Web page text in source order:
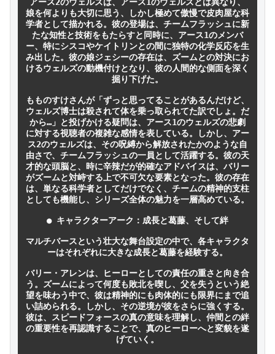
娘を何よりも大切に思う、しかし極めて傲慢で皮肉屋な科
学者として描かれる。彼の登場は、チームフラッシュに新
たな知性と技術をもたらすと同時に、アース1のメンバ
ー、特にシスコやケイトリンとの間に独特の化学反応を生
み出した。彼の娘ジェシーの存在は、ズームとの対決にお
けるウェルズの動機付けとなり、彼の人間的な側面を深く
掘り下げた。
もものすけさんが「ずっと思ってることがあるんだけど、
ウェルズ博士は殺されて体を乗っ取られてた訳でしょ。だ
から…」と投げかける疑問は、アース1のウェルズの悲劇
に対する視聴者の複雑な感情を表している。しかし、アー
ス2のウェルズは、その呪縛から解放されたかのような自
由さで、チームフラッシュの一員として活躍する。彼の天
才的な頭脳と、時に辛辣だが的確なアドバイスは、バリー
がズームと対峙する上で不可欠な要素となった。彼の存在
は、単なる科学者としてだけでなく、チームの精神的支柱
としても機能し、シリーズ全体の魅力を一層高めている。
● キャラクターアーク：成長と葛藤、そして絆
マルチバースという壮大な舞台設定の中で、各キャラクタ
ーはそれぞれに大きな成長と葛藤を経験する。
バリー・アレンは、ヒーローとしての責任の重さと向き合
う。ズームによって何度も敗北を喫し、父を失うという絶
望を味わう中で、彼は精神的にも肉体的にも限界にまで追
い詰められる。しかし、その逆境が彼をさらに強くする。
彼は、スピードフォースの真の意味を理解し、仲間との絆
の重要性を再認識することで、真のヒーローへと変貌を遂
げていく。